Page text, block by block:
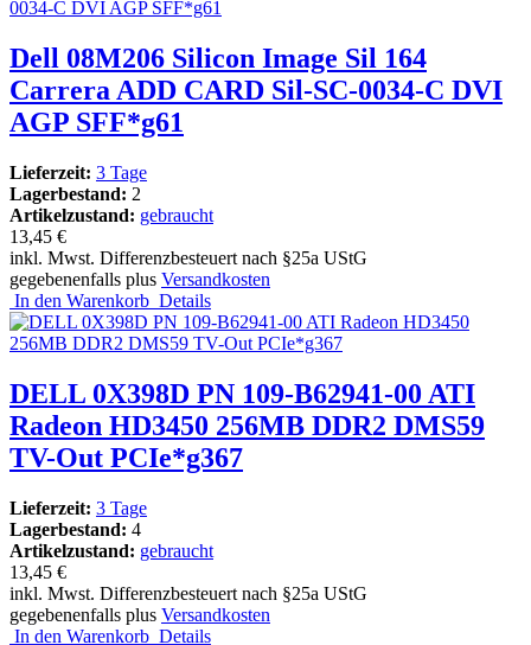
Dell 08M206 Silicon Image Sil 164
Carrera ADD CARD Sil-SC-0034-C DVI
AGP SFF*g61
Lieferzeit: 3 Tage
Lagerbestand: 2
Artikelzustand: gebraucht
13,45 €
inkl. Mwst. Differenzbesteuert nach §25a UStG
gegebenenfalls plus Versandkosten
In den Warenkorb Details
DELL 0X398D PN 109-B62941-00 ATI
Radeon HD3450 256MB DDR2 DMS59
TV-Out PCIe*g367
Lieferzeit: 3 Tage
Lagerbestand: 4
Artikelzustand: gebraucht
13,45 €
inkl. Mwst. Differenzbesteuert nach §25a UStG
gegebenenfalls plus Versandkosten
In den Warenkorb Details